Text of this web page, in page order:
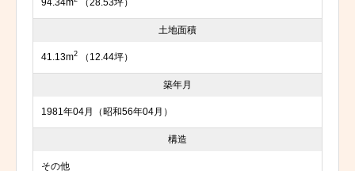
94.34m （28.53坪）
土地面積
41.13m2 （12.44坪）
築年月
1981年04月（昭和56年04月）
構造
その他